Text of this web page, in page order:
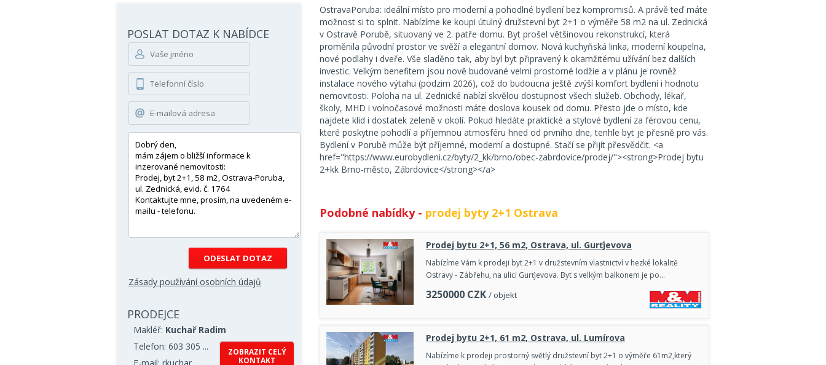
POSLAT DOTAZ K NABÍDCE
Zásady používání osobních údajů
PRODEJCE
Makléř: Kuchař Radim
Telefon: 603 305 ...
ZOBRAZIT CELÝ
KONTAKT
OstravaPoruba: ideální místo pro moderní a pohodlné bydlení bez kompromisů. A právě teď máte
možnost si to splnit. Nabízíme ke koupi útulný družstevní byt 2+1 o výměře 58 m2 na ul. Zednická
v Ostravě Porubě, situovaný ve 2. patře domu. Byt prošel většinovou rekonstrukcí, která
proměnila původní prostor ve svěží a elegantní domov. Nová kuchyňská linka, moderní koupelna,
nové podlahy i dveře. Vše sladěno tak, aby byl byt připravený k okamžitému užívání bez dalších
investic. Velkým benefitem jsou nově budované velmi prostorné lodžie a v plánu je rovněž
instalace nového výtahu (podzim 2026), což do budoucna ještě zvýší komfort bydlení i hodnotu
nemovitosti. Poloha na ul. Zednické nabízí skvělou dostupnost všech služeb. Obchody, lékař,
školy, MHD i volnočasové možnosti máte doslova kousek od domu. Přesto jde o místo, kde
najdete klid i dostatek zeleně v okolí. Pokud hledáte praktické a stylové bydlení za férovou cenu,
které poskytne pohodlí a příjemnou atmosféru hned od prvního dne, tenhle byt je přesně pro vás.
Bydlení v Porubě může být příjemné, moderní a dostupné. Stačí se přijít přesvědčit. <a
href="https://www.eurobydleni.cz/byty/2_kk/brno/obec-zabrdovice/prodej/"><strong>Prodej bytu
2+kk Brno-město, Zábrdovice</strong></a>
Podobné nabídky - prodej byty 2+1 Ostrava
Prodej bytu 2+1, 56 m2, Ostrava, ul. Gurťjevova
Nabízíme Vám k prodeji byt 2+1 v družstevním vlastnictví v hezké lokalitě
Ostravy - Zábřehu, na ulici Gurťjevova. Byt s velkým balkonem je po…
3250000 CZK / objekt
Prodej bytu 2+1, 61 m2, Ostrava, ul. Lumírova
Nabízíme k prodeji prostorný světlý družstevní byt 2+1 o výměře 61m2,který